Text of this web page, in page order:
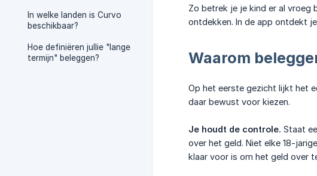
In welke landen is Curvo
beschikbaar?
Hoe definiëren jullie "lange
termijn" beleggen?
Zo betrek je je kind er al vroeg
ontdekken. In de app ontdekt
Waarom
Op het eerste gezicht lijkt het
daar bewust voor kiezen.
Je houdt de controle. Staat
over het geld. Niet elke 18-
klaar voor is om het geld over